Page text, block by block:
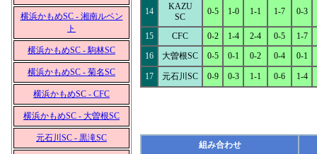
横浜かもめSC - 湘南ルベン
ト
横浜かもめSC - 駒林SC
横浜かもめSC - 菊名SC
横浜かもめSC - CFC
横浜かもめSC - 大曽根SC
元石川SC - 黒滝SC
14
KAZU
SC
0-5 1-0 1-1 1-7 0-3
15 CFC 0-2 1-4 2-4 0-5 1-7
16
大曽根SC 0-5 0-1 0-2 0-4 0-1
17 元石川SC 0-9 0-3 1-1 0-6 1-4
組み合わせ